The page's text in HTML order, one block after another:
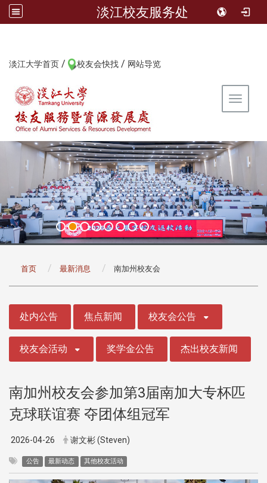
淡江校友服务处
淡江大学首页 / 校友会快找 / 网站导览
Toggle
首页 最新消息 南加州校友会
处内公告 焦点新闻 校友会公告
校友会活动 奖学金公告 杰出校友新闻
南加州校友会参加第3届南加大专杯匹
克球联谊赛 夺团体组冠军
2026-04-26 谢文彬 (Steven)
公告 最新动态 其他校友活动